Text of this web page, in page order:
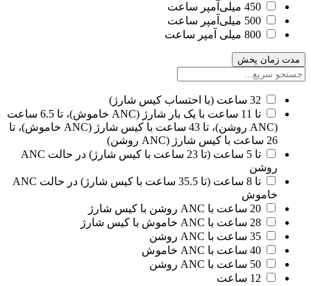
450 میلی‌آمپر ساعت
500 میلی‌آمپر ساعت
800 میلی آمپر ساعت
مدت زمان پخش
32 ساعت (با احتساب کیس شارژ)
تا 11 ساعت با یک بار شارژ (ANC خاموش)، تا 6.5 ساعت
(ANC روشن)، تا 43 ساعت با کیس شارژ (ANC خاموش)، تا
26 ساعت با کیس شارژ (ANC روشن)
تا 5 ساعت (تا 23 ساعت با کیس شارژ) در حالت ANC
روشن
تا 8 ساعت (تا 35.5 ساعت با کیس شارژ) در حالت ANC
خاموش
20 ساعت با ANC روشن با کیس شارژ
28 ساعت با ANC خاموش با کیس شارژ
35 ساعت با ANC روشن
40 ساعت با ANC خاموش
50 ساعت با ANC روشن
12 ساعت